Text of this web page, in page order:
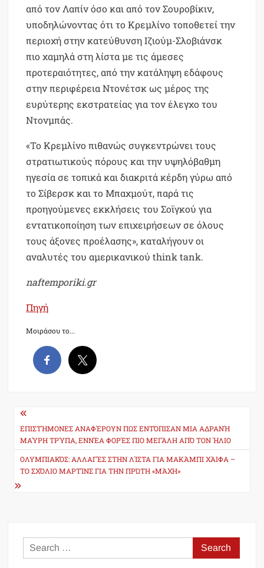
από τον Λαπίν όσο και από τον Σουροβίκιν,
υποδηλώνοντας ότι το Κρεμλίνο τοποθετεί την
περιοχή στην κατεύθυνση Ιζιούμ-Σλοβιάνσκ
πιο χαμηλά στη λίστα με τις άμεσες
προτεραιότητες, από την κατάληψη εδάφους
στην περιφέρεια Ντονέτσκ ως μέρος της
ευρύτερης εκστρατείας για τον έλεγχο του
Ντονμπάς.
«Το Κρεμλίνο πιθανώς συγκεντρώνει τους
στρατιωτικούς πόρους και την υψηλόβαθμη
ηγεσία σε τοπικά και διακριτά κέρδη γύρω από
το Σίβερσκ και το Μπαχμούτ, παρά τις
προηγούμενες εκκλήσεις του Σοϊγκού για
εντατικοποίηση των επιχειρήσεων σε όλους
τους άξονες προέλασης», καταλήγουν οι
αναλυτές του αμερικανικού think tank.
naftemporiki.gr
Πηγή
Μοιράσου το...
Post
navigation
ΕΠΙΣΤΉΜΟΝΕΣ ΑΝΑΦΈΡΟΥΝ ΠΩΣ ΕΝΤΌΠΙΣΑΝ ΜΙΑ ΑΔΡΑΝΉ
ΜΑΎΡΗ ΤΡΎΠΑ, ΕΝΝΈΑ ΦΟΡΈΣ ΠΙΟ ΜΕΓΆΛΗ ΑΠΌ ΤΟΝ ΉΛΙΟ
ΟΛΥΜΠΙΑΚΌΣ: ΑΛΛΑΓΈΣ ΣΤΗΝ ΛΊΣΤΑ ΓΙΑ ΜΑΚΆΜΠΙ ΧΆΙΦΑ –
ΤΟ ΣΧΌΛΙΟ ΜΑΡΤΊΝΣ ΓΙΑ ΤΗΝ ΠΡΏΤΗ «ΜΆΧΗ»
Search
for: